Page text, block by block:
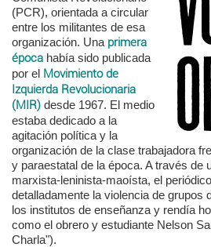
(PCR), orientada a circular
entre los militantes de esa
organización. Una primera
época había sido publicada
por el Movimiento de
Izquierda Revolucionaria
(MIR) desde 1967. El medio
estaba dedicado a la
agitación política y la
organización de la clase trabajadora
y paraestatal de la época. A través de
marxista-leninista-maoísta, el
detalladamente la violencia de grupos
los institutos de enseñanza y rendía
como el obrero y estudiante Nelson
Charla").